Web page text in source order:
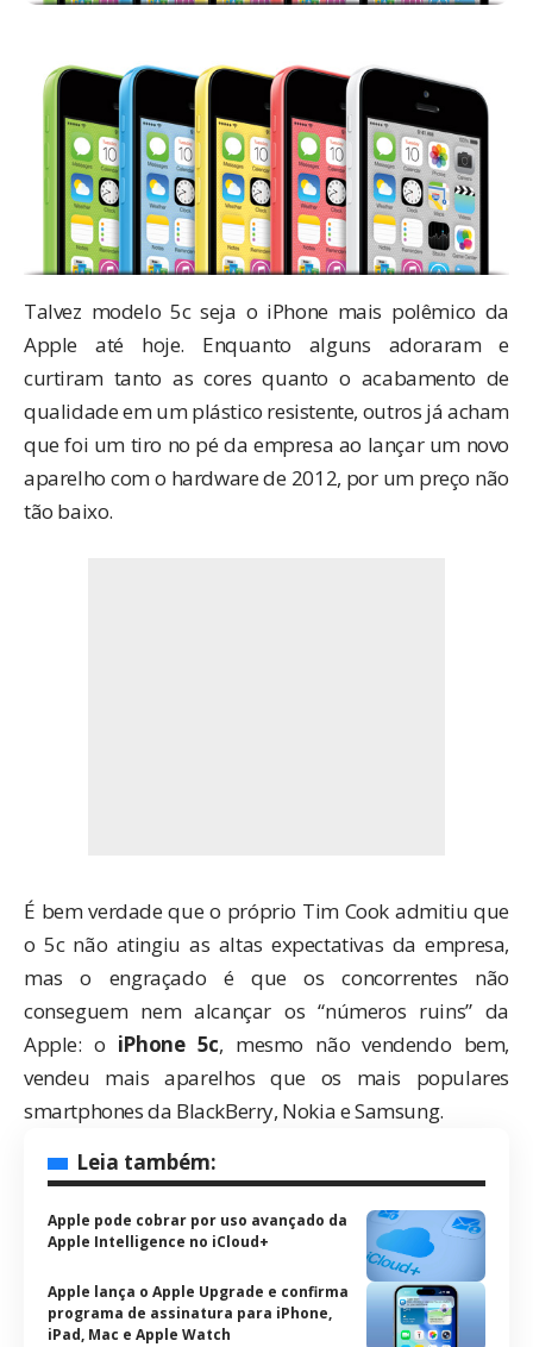
Talvez modelo 5c seja o iPhone mais polêmico da
Apple até hoje. Enquanto alguns adoraram e
curtiram tanto as cores quanto o acabamento de
qualidade em um plástico resistente, outros já acham
que foi um tiro no pé da empresa ao lançar um novo
aparelho com o hardware de 2012, por um preço não
tão baixo.
É bem verdade que o próprio Tim Cook admitiu que
o 5c não atingiu as altas expectativas da empresa,
mas o engraçado é que os concorrentes não
conseguem nem alcançar os “números ruins” da
Apple: o iPhone 5c, mesmo não vendendo bem,
vendeu mais aparelhos que os mais populares
smartphones da BlackBerry, Nokia e Samsung.
Leia também:
Apple pode cobrar por uso avançado da
Apple Intelligence no iCloud+
Apple lança o Apple Upgrade e confirma
programa de assinatura para iPhone,
iPad, Mac e Apple Watch